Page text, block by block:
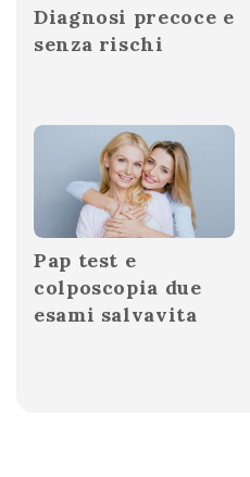
Diagnosi precoce e
senza rischi
Pap test e
colposcopia due
esami salvavita